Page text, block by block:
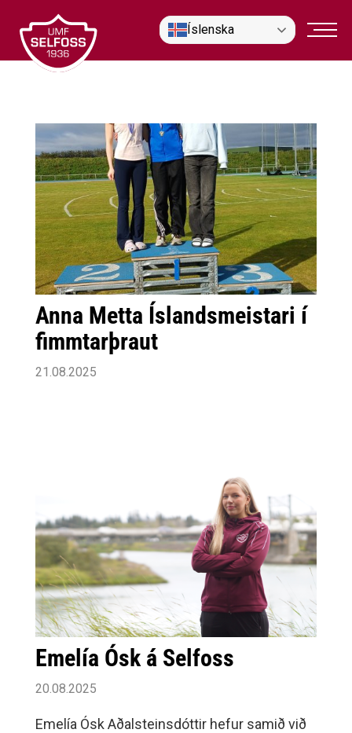
efni
Íslenska
Anna Metta Íslandsmeistari í
fimmtarþraut
21.08.2025
Emelía Ósk á Selfoss
20.08.2025
Emelía Ósk Aðalsteinsdóttir hefur samið við